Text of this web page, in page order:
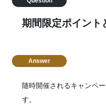
期間限定ポイント
随時開催されるキャンペ
す。